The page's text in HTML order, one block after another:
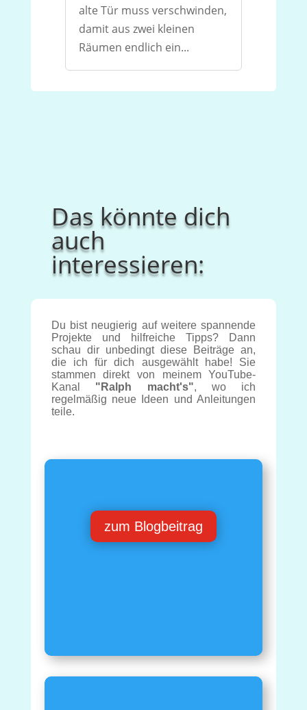
alte Tür muss verschwinden,
damit aus zwei kleinen
Räumen endlich ein...
Das könnte dich
auch
interessieren:
Du bist neugierig auf weitere spannende
Projekte und hilfreiche Tipps? Dann
schau dir unbedingt diese Beiträge an,
die ich für dich ausgewählt habe! Sie
stammen direkt von meinem YouTube-
Kanal "Ralph macht's", wo ich
regelmäßig neue Ideen und Anleitungen
teile.
zum Blogbeitrag